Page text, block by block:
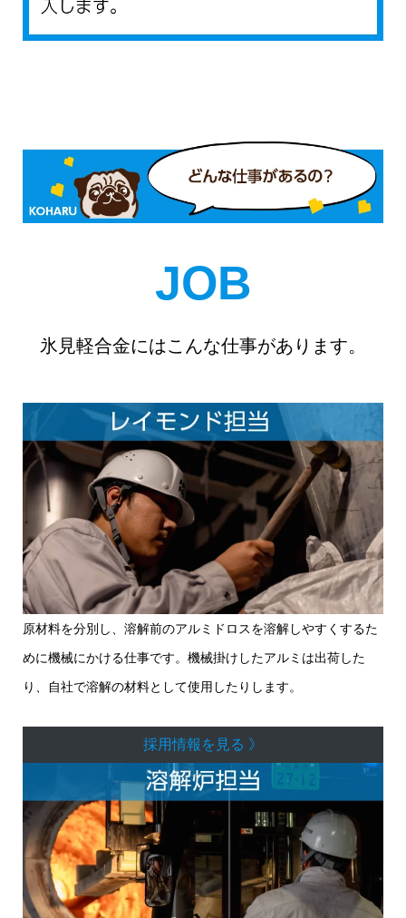
JOB
氷見軽合金にはこんな仕事があります。
原材料を分別し、溶解前のアルミドロスを溶解しやすくするた
めに機械にかける仕事です。機械掛けしたアルミは出荷した
り、自社で溶解の材料として使用したりします。
採用情報を見る 》